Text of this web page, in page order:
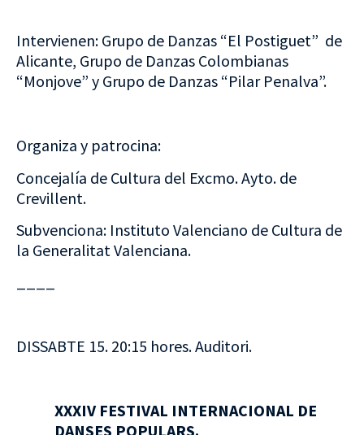
Intervienen: Grupo de Danzas “El Postiguet” de
Alicante, Grupo de Danzas Colombianas
“Monjove” y Grupo de Danzas “Pilar Penalva”.
Organiza y patrocina:
Concejalía de Cultura del Excmo. Ayto. de
Crevillent.
Subvenciona: Instituto Valenciano de Cultura de
la Generalitat Valenciana.
DISSABTE 15. 20:15 hores. Auditori.
XXXIV FESTIVAL INTERNACIONAL DE
DANSES POPULARS.